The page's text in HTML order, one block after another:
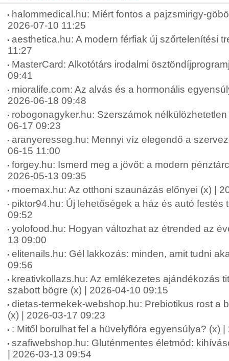
halommedical.hu: Miért fontos a pajzsmirigy-
2026-07-10 11:25
aesthetica.hu: A modern férfiak új szőrtelenítési
11:27
MasterCard: Alkotótárs irodalmi
09:41
mioralife.com: Az alvás és a hormonális
2026-06-18 09:48
robogonagyker.hu: Szerszámok
06-17 09:23
aranyeresseg.hu: Mennyi víz elegendő a
06-15 11:00
forgey.hu: Ismerd meg a jövőt: a modern
2026-05-13 09:35
moemax.hu: Az otthoni szaunázás előnyei (x) |
piktor94.hu: Új lehetőségek a ház és autó festés
09:52
yolofood.hu: Hogyan változhat az étrended az
13 09:00
elitenails.hu: Gél lakkozás: minden, amit tudni
09:56
kreativkollazs.hu: Az emlékezetes ajándékozás
szabott bögre (x) | 2026-04-10 09:15
dietas-termekek-webshop.hu: Prebiotikus rost a
(x) | 2026-03-17 09:23
: Mitől borulhat fel a hüvelyflóra egyensúlya? (x)
szafiwebshop.hu: Gluténmentes életmód:
| 2026-03-13 09:54